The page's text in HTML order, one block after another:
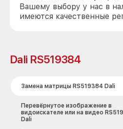
Вашему выбору у нас в
имеются качественные
Dali RS519384
Замена матрицы RS519384 Dali
Перевёрнутое изображение в
видоискателе или на видео
Dali